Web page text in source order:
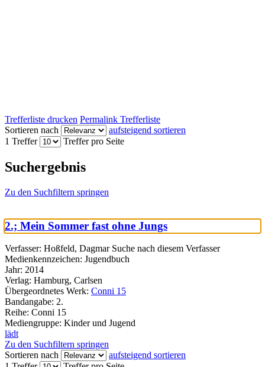
Trefferliste drucken Permalink Trefferliste
Sortieren nach
aufsteigend sortieren
1 Treffer
Treffer pro Seite
Suchergebnis
Zu den Suchfiltern springen
2.; Mein Sommer fast ohne Jungs
Verfasser: Hoßfeld, Dagmar Suche nach diesem Verfasser
Medienkennzeichen: Jugendbuch
Jahr: 2014
Verlag: Hamburg, Carlsen
Übergeordnetes Werk: Conni 15
Bandangabe: 2.
Reihe: Conni 15
Mediengruppe: Kinder und Jugend
lädt
Zu den Suchfiltern springen
Sortieren nach
aufsteigend sortieren